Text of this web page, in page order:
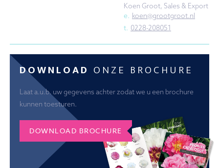
Koen Groot, Sales & Export
e. koen@grootgroot.nl
t. 0228-208051
DOWNLOAD ONZE BROCHURE
Laat a.u.b. uw gegevens achter zodat we u een brochure
kunnen toesturen.
DOWNLOAD BROCHURE